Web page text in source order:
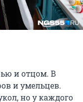
и отцом. В
и умельцев.
но у каждого